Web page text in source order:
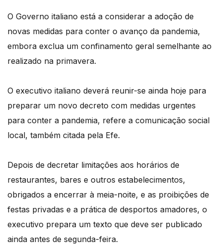
O Governo italiano está a considerar a adoção de
novas medidas para conter o avanço da pandemia,
embora exclua um confinamento geral semelhante ao
realizado na primavera.
O executivo italiano deverá reunir-se ainda hoje para
preparar um novo decreto com medidas urgentes
para conter a pandemia, refere a comunicação social
local, também citada pela Efe.
Depois de decretar limitações aos horários de
restaurantes, bares e outros estabelecimentos,
obrigados a encerrar à meia-noite, e as proibições de
festas privadas e a prática de desportos amadores, o
executivo prepara um texto que deve ser publicado
ainda antes de segunda-feira.